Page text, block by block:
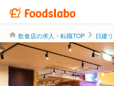
飲食店の求人・転職TOP 日建
日建リース工業